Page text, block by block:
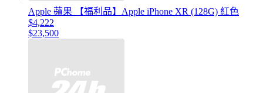
Apple 蘋果 【福利品】Apple iPhone XR (128G) 紅色
$4,222
$23,500